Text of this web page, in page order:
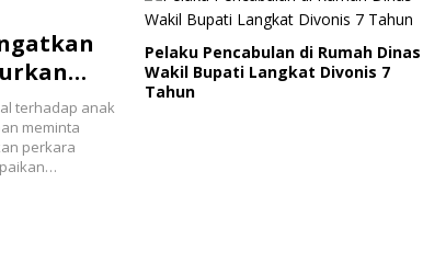
terhadap anak
meminta
perkara
Pelaku Pencabulan di Rumah Dinas
Wakil Bupati Langkat Divonis 7
Tahun